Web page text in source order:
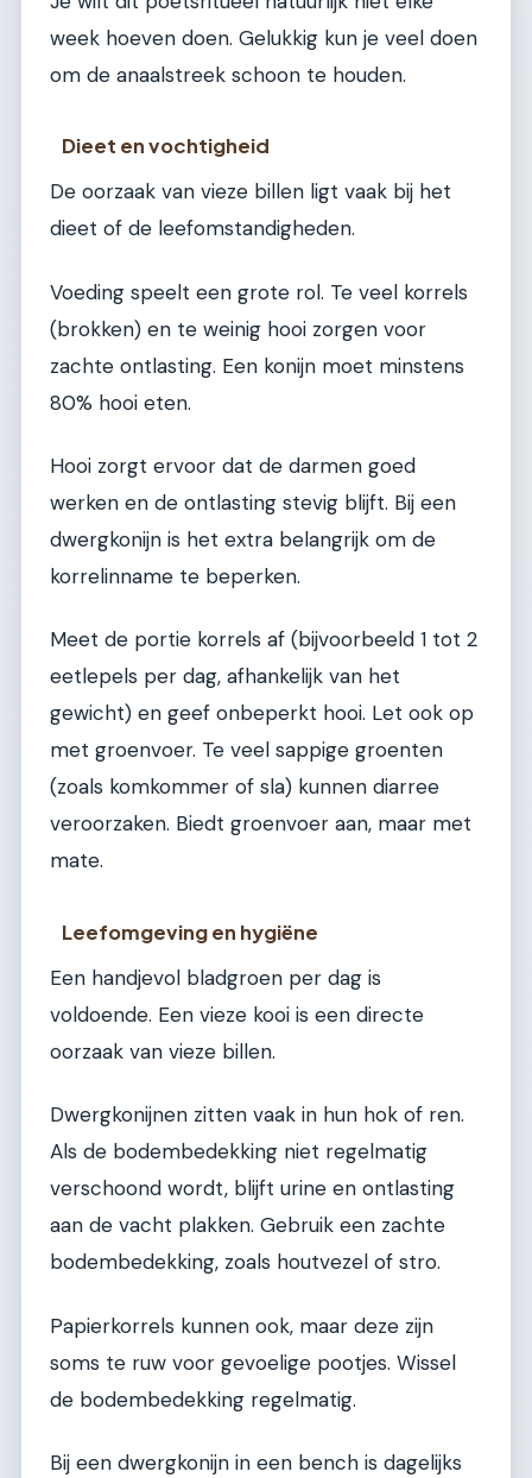
week hoeven doen. Gelukkig kun je veel doen
om de anaalstreek schoon te houden.
Dieet en vochtigheid
De oorzaak van vieze billen ligt vaak bij het
dieet of de leefomstandigheden.
Voeding speelt een grote rol. Te veel korrels
(brokken) en te weinig hooi zorgen voor
zachte ontlasting. Een konijn moet minstens
80% hooi eten.
Hooi zorgt ervoor dat de darmen goed
werken en de ontlasting stevig blijft. Bij een
dwergkonijn is het extra belangrijk om de
korrelinname te beperken.
Meet de portie korrels af (bijvoorbeeld 1 tot 2
eetlepels per dag, afhankelijk van het
gewicht) en geef onbeperkt hooi. Let ook op
met groenvoer. Te veel sappige groenten
(zoals komkommer of sla) kunnen diarree
veroorzaken. Biedt groenvoer aan, maar met
mate.
Leefomgeving en hygiëne
Een handjevol bladgroen per dag is
voldoende. Een vieze kooi is een directe
oorzaak van vieze billen.
Dwergkonijnen zitten vaak in hun hok of ren.
Als de bodembedekking niet regelmatig
verschoond wordt, blijft urine en ontlasting
aan de vacht plakken. Gebruik een zachte
bodembedekking, zoals houtvezel of stro.
Papierkorrels kunnen ook, maar deze zijn
soms te ruw voor gevoelige pootjes. Wissel
de bodembedekking regelmatig.
Bij een dwergkonijn in een bench is dagelijks